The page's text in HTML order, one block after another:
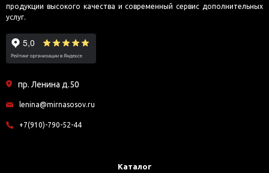
продукции высокого качества и современный сервис дополнительных
услуг.
пр. Ленина д.50
lenina@mirnasosov.ru
+7(910)-790-52-44
Каталог